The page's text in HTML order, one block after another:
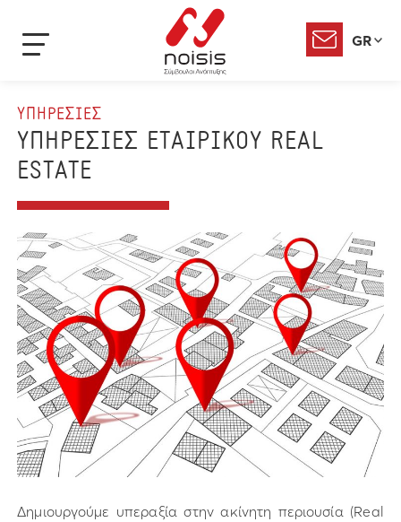
GR
ΥΠΗΡΕΣΙΕΣ
ΥΠΗΡΕΣΙΕΣ ΕΤΑΙΡΙΚΟΥ REAL
ESTATE
Δημιουργούμε υπεραξία στην ακίνητη περιουσία (Real